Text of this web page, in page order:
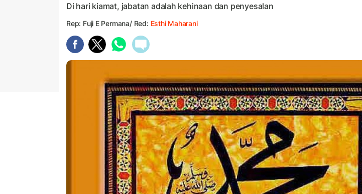
Di hari kiamat, jabatan adalah kehinaan dan penyesalan
Rep: Fuji E Permana/ Red: Esthi Maharani